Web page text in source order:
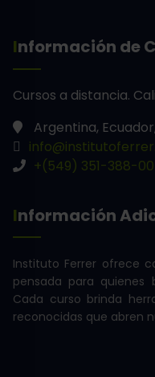
Información de
Cursos a distancia.
Argentina,
+(549) 351-388-
Información
Instituto Ferrer ofrece
pensada para quienes
Cada curso brinda
reconocidas que abren